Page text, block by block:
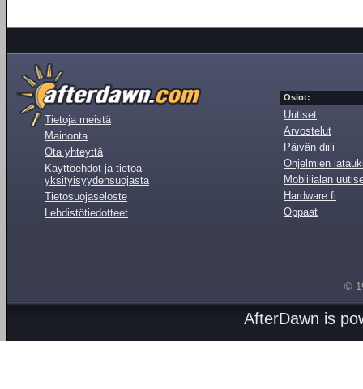
Tietoja meistä
Mainonta
Ota yhteyttä
Käyttöehdot ja tietoa
yksityisyydensuojasta
Tietosuojaseloste
Lehdistötiedotteet
Osiot:
Uutiset
Arvostelut
Päivän diili
Ohjelmien
Mobiilialan
Hardware.fi
Oppaat
©
AfterDawn is